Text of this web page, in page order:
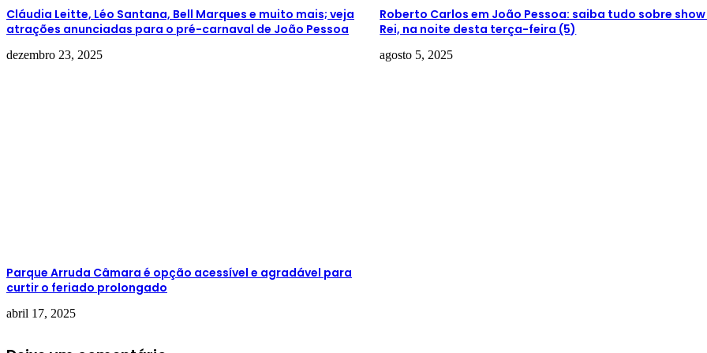
Cláudia Leitte, Léo Santana, Bell Marques e muito mais; veja
atrações anunciadas para o pré-carnaval de João Pessoa
dezembro 23, 2025
Roberto Carlos em João Pessoa: saiba tudo sobre
Rei, na noite desta terça-feira (5)
agosto 5, 2025
Parque Arruda Câmara é opção acessível e agradável para
curtir o feriado prolongado
abril 17, 2025